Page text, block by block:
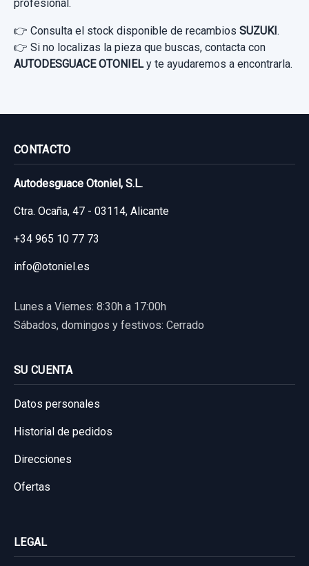
profesional.
👉 Consulta el stock disponible de recambios SUZUKI.
👉 Si no localizas la pieza que buscas, contacta con
AUTODESGUACE OTONIELy te ayudaremos a encontrarla.
CONTACTO
Autodesguace Otoniel, S.L.
Ctra. Ocaña, 47 - 03114, Alicante
+34 965 10 77 73
info@otoniel.es
Lunes a Viernes: 8:30h a 17:00h
Sábados, domingos y festivos: Cerrado
SU CUENTA
Datos personales
Historial de pedidos
Direcciones
Ofertas
LEGAL